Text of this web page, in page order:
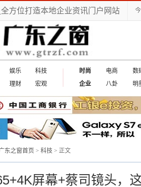
方位打造本地企业资讯门户网站
娱乐
科技
理财 宏观
时尚 电商
数
企业
八卦 明
东之窗首页 > 科技 > 正文
屏幕+蔡司镜头，